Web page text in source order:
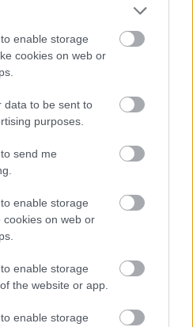
enable storage
cookies on web or
data to be sent to
purposes.
send me
enable storage
cookies on web or
enable storage
the website or app.
enable storage